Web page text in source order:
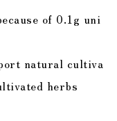
of 0.1g uni
natural cultiva
herbs